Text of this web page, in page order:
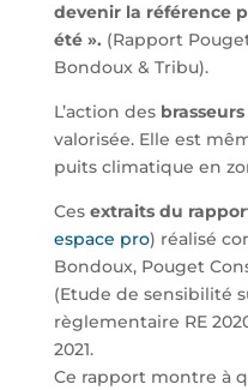
devenir la référence
été ». (Rapport
Bondoux & Tribu).
L’action des brasseurs
valorisée. Elle est
puits climatique en
Ces extraits du
espace pro) réalisé
Bondoux, Pouget
(Etude de sensibilité
règlementaire RE
2021.
Ce rapport montre à